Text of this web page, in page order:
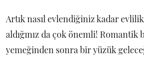
Artık nasıl evlendiğiniz kadar
aldığınız da çok önemli! Romantik
yemeğinden sonra bir yüzük